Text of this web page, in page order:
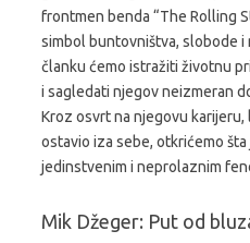
frontmen benda “The Rolling
simbol buntovništva, slobode i
članku ćemo istražiti životnu
i sagledati njegov neizmeran
Kroz osvrt na njegovu
ostavio iza sebe, otkrićemo
jedinstvenim i neprolaznim
Mik Džeger: Put od